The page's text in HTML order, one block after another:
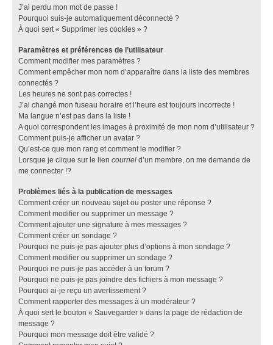
J’ai perdu mon mot de passe !
Pourquoi suis-je automatiquement déconnecté ?
À quoi sert « Supprimer les cookies » ?
Paramètres et préférences de l’utilisateur
Comment modifier mes paramètres ?
Comment empêcher mon nom d’apparaître dans la liste des membres
connectés ?
Les heures ne sont pas correctes !
J’ai changé mon fuseau horaire et l’heure est toujours incorrecte !
Ma langue n’est pas dans la liste !
A quoi correspondent les images à proximité de mon nom d’utilisateur ?
Comment puis-je afficher un avatar ?
Qu’est-ce que mon rang et comment le modifier ?
Lorsque je clique sur le lien courriel d’un membre, on me demande de
me connecter !?
Problèmes liés à la publication de messages
Comment créer un nouveau sujet ou poster une réponse ?
Comment modifier ou supprimer un message ?
Comment ajouter une signature à mes messages ?
Comment créer un sondage ?
Pourquoi ne puis-je pas ajouter plus d’options à mon sondage ?
Comment modifier ou supprimer un sondage ?
Pourquoi ne puis-je pas accéder à un forum ?
Pourquoi ne puis-je pas joindre des fichiers à mon message ?
Pourquoi ai-je reçu un avertissement ?
Comment rapporter des messages à un modérateur ?
À quoi sert le bouton « Sauvegarder » dans la page de rédaction de
message ?
Pourquoi mon message doit être validé ?